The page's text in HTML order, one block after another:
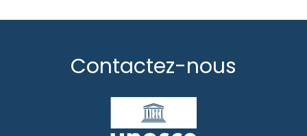
Contactez-nous